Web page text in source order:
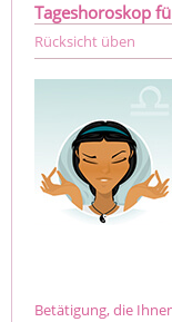
Tageshoroskop
Rücksicht üben
Betätigung, die